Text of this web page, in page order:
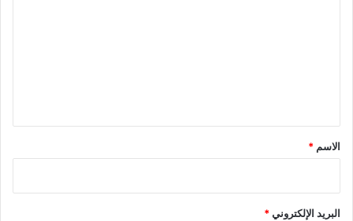
*
الاسم *
البريد الإلكتروني*